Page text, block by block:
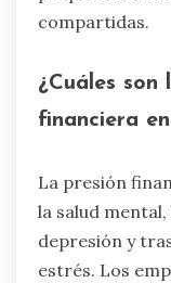
compartidas.
¿Cuáles son
financiera
La presión
la salud mental,
depresión y
estrés. Los